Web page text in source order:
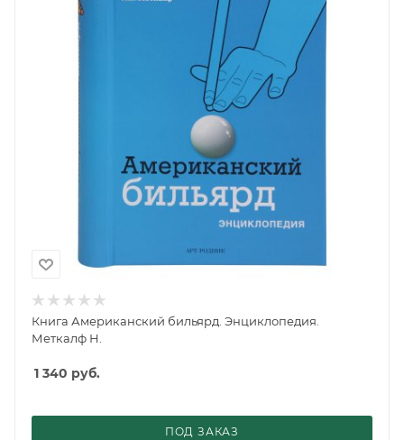
Книга Американский бильярд. Энциклопедия.
Меткалф Н.
1 340 руб.
ПОД ЗАКАЗ